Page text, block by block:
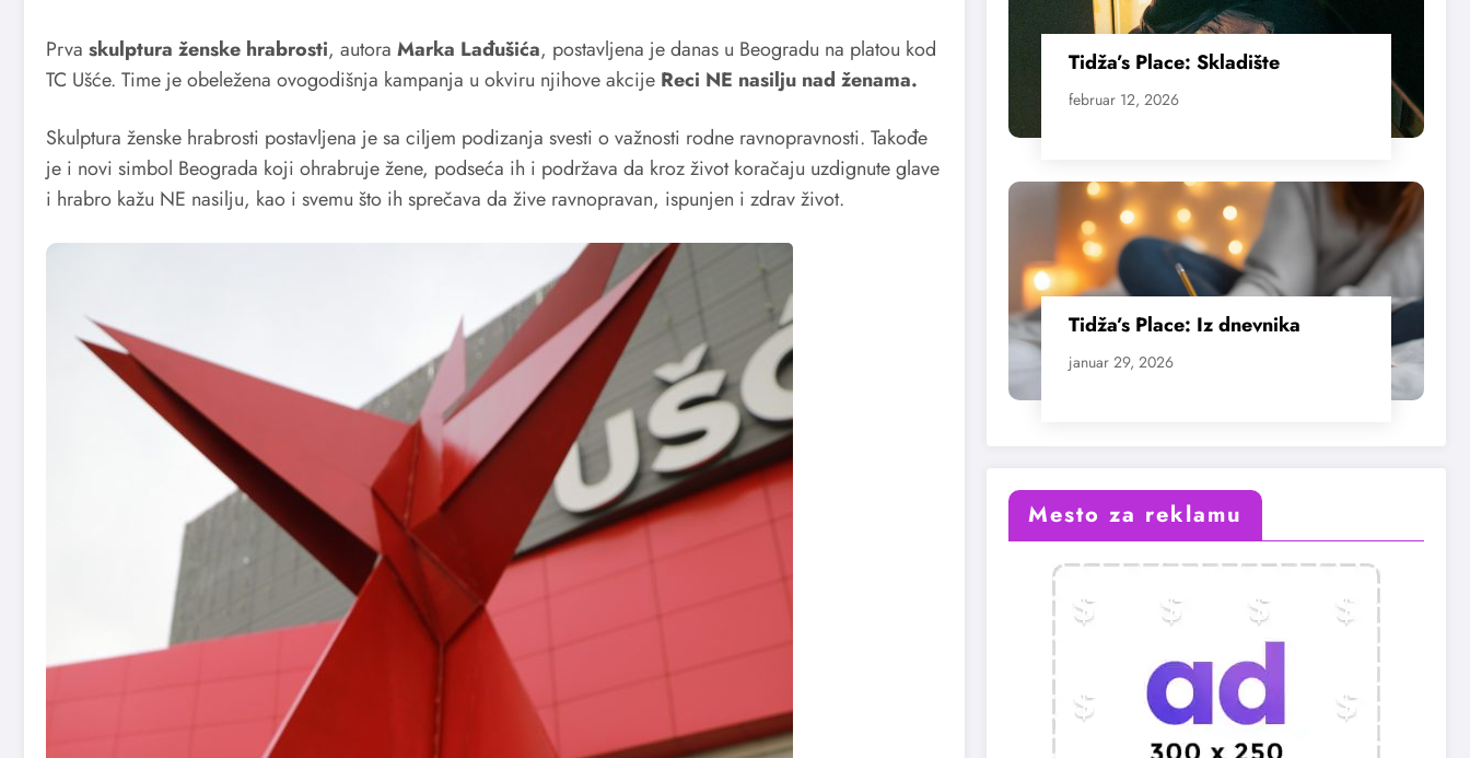
Prva skulptura ženske hrabrosti, autora Marka Lađušića, postavljena je danas u Beogradu na platou kod
TC Ušće. Time je obeležena ovogodišnja kampanja u okviru njihove akcije Reci NE nasilju nad ženama.
Skulptura ženske hrabrosti postavljena je sa ciljem podizanja svesti o važnosti rodne ravnopravnosti. Takođe
je i novi simbol Beograda koji ohrabruje žene, podseća ih i podržava da kroz život koračaju uzdignute glave
i hrabro kažu NE nasilju, kao i svemu što ih sprečava da žive ravnopravan, ispunjen i zdrav život.
Tidža’s Place: Skladište
februar 12, 2026
Tidža’s Place: Iz dnevnika
januar 29, 2026
Mesto za reklamu